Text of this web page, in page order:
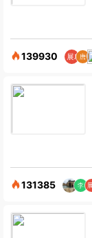
139930
131385